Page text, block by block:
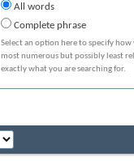
All words
Complete phrase
Select an option here to specify
most numerous but possibly least
exactly what you are searching for.